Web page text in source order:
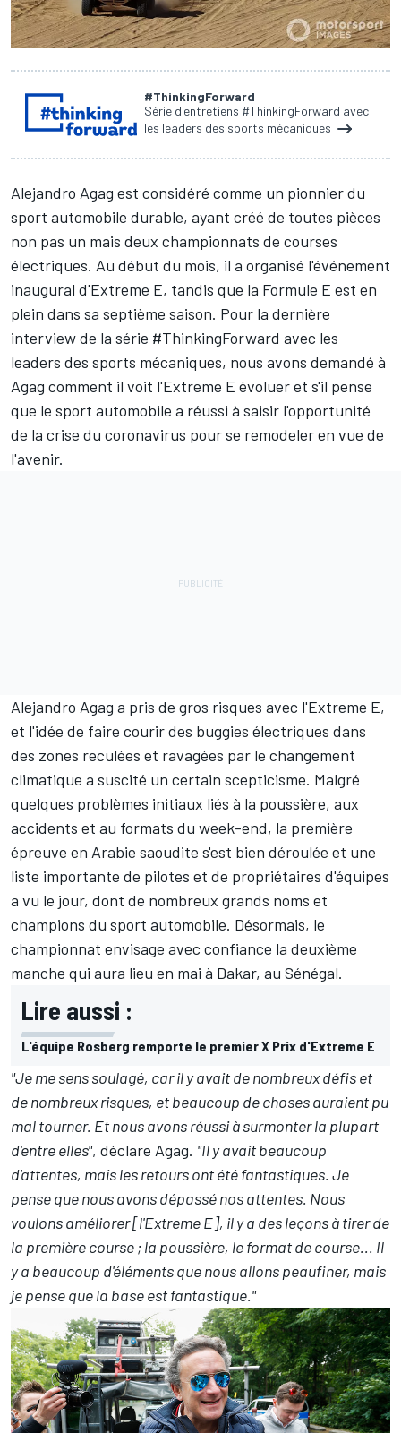
#ThinkingForward
Série d'entretiens #ThinkingForward avec
les leaders des sports mécaniques
Alejandro Agag est considéré comme un pionnier du
sport automobile durable, ayant créé de toutes pièces
non pas un mais deux championnats de courses
électriques. Au début du mois, il a organisé l'événement
inaugural d'Extreme E, tandis que la Formule E est en
plein dans sa septième saison. Pour la dernière
interview de la série #ThinkingForward avec les
leaders des sports mécaniques, nous avons demandé à
Agag comment il voit l'Extreme E évoluer et s'il pense
que le sport automobile a réussi à saisir l'opportunité
de la crise du coronavirus pour se remodeler en vue de
l'avenir.
Alejandro Agag a pris de gros risques avec l'Extreme E,
et l'idée de faire courir des buggies électriques dans
des zones reculées et ravagées par le changement
climatique a suscité un certain scepticisme. Malgré
quelques problèmes initiaux liés à la poussière, aux
accidents et au formats du week-end, la première
épreuve en Arabie saoudite s'est bien déroulée et une
liste importante de pilotes et de propriétaires d'équipes
a vu le jour, dont de nombreux grands noms et
champions du sport automobile. Désormais, le
championnat envisage avec confiance la deuxième
manche qui aura lieu en mai à Dakar, au Sénégal.
Lire aussi :
L'équipe Rosberg remporte le premier X Prix d'Extreme E
"Je me sens soulagé, car il y avait de nombreux défis et
de nombreux risques, et beaucoup de choses auraient pu
mal tourner. Et nous avons réussi à surmonter la plupart
d'entre elles", déclare Agag. "Il y avait beaucoup
d'attentes, mais les retours ont été fantastiques. Je
pense que nous avons dépassé nos attentes. Nous
voulons améliorer [l'Extreme E], il y a des leçons à tirer de
la première course ; la poussière, le format de course... Il
y a beaucoup d'éléments que nous allons peaufiner, mais
je pense que la base est fantastique."